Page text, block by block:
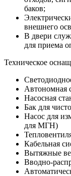
баков;
внешнего
В двери
для приема
Техническое
Автономная
Насосная
Бак для
Насос для
для МГН)
Кабельная
Вытяжные
Вводно-